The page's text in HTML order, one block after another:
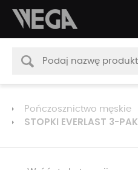
Pończosznictwo męskie
STOPKI EVERLAST 3-PAK